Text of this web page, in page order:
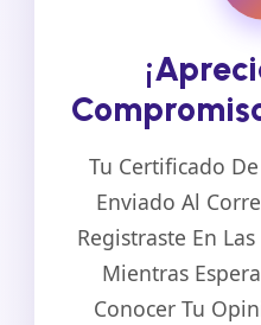
Tu Certificado
Enviado Al
Registraste En
Mientras
Conocer Tu